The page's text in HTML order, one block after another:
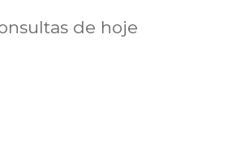
de hoje